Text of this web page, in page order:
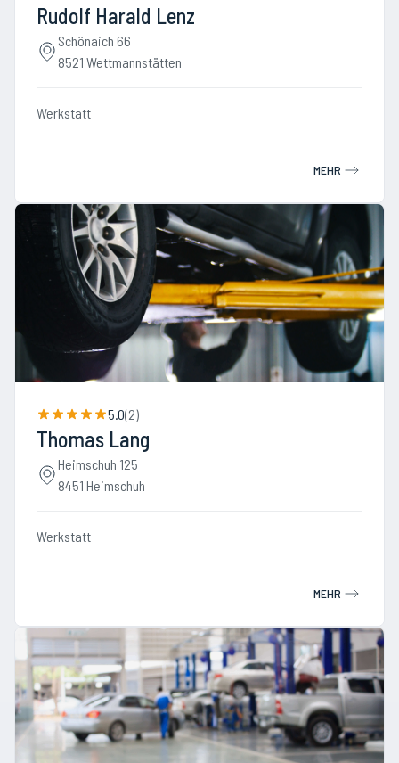
Rudolf Harald Lenz
Schönaich 66
8521 Wettmannstätten
Werkstatt
MEHR
5.0(2)
Thomas Lang
Heimschuh 125
8451 Heimschuh
Werkstatt
MEHR